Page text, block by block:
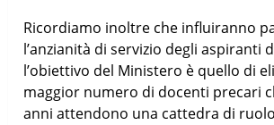
Ricordiamo inoltre che influiranno
l’anzianità di servizio degli aspiranti
l’obiettivo del Ministero è quello di
maggior numero di docenti precari
anni attendono una cattedra di